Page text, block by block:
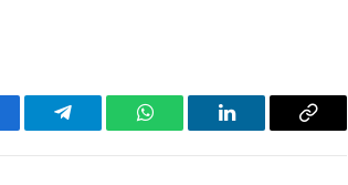
Telegram WhatsAppLinkedIn Copy